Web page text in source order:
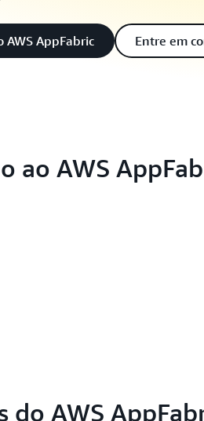
AWS AppFabric Entre em
ao AWS
do AWS